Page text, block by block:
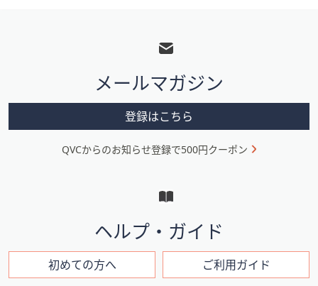
メ
ニ
ン
メールマガジン
登録はこちら
QVCからのお知らせ登録で500円クーポン
ヘルプ・ガイド
初めての方へ ご利用ガイド